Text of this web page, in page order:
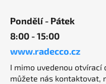
Pondělí - Pátek
8:00 - 15:00
www.radecco.cz
I mimo uvedenou otvírací
můžete nás kontaktovat,